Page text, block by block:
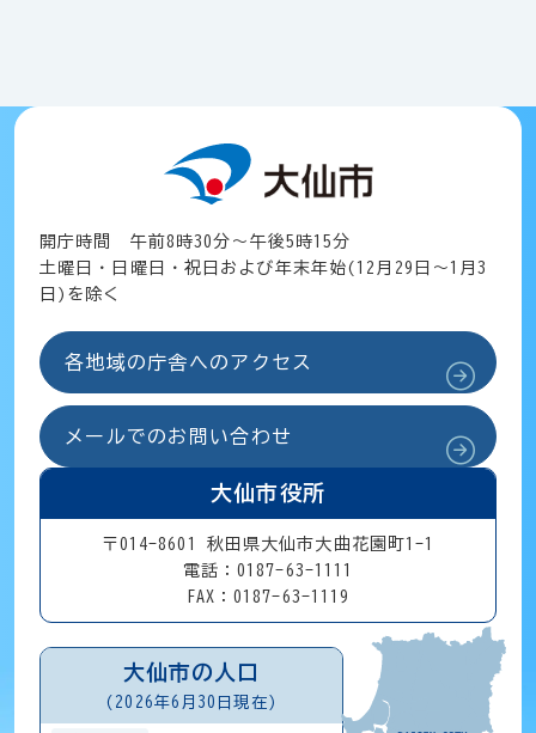
開庁時間 午前8時30分～午後5時15分
土曜日・日曜日・祝日および年末年始(12月29日～1月3
日)を除く
各地域の庁舎へのアクセス
メールでのお問い合わせ
大仙市役所
〒014-8601 秋田県大仙市大曲花園町1-1
電話：0187-63-1111
FAX：0187-63-1119
大仙市の人口
(2026年6月30日現在)